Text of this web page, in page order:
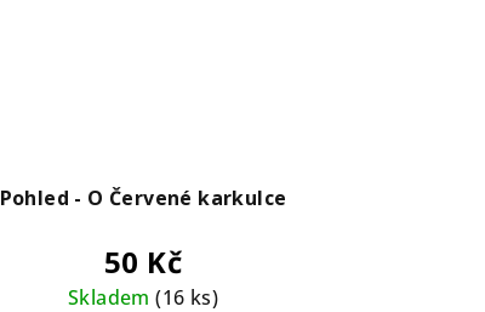
Pohled - O Červené karkulce
50 Kč
Skladem(16 ks)